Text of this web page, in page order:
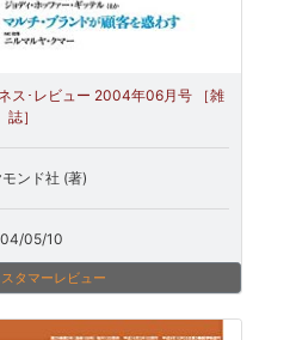
ス･レビュー 2004年06月号 ［雑
誌］
ンド社 (著)
05/10
タマーレビュー